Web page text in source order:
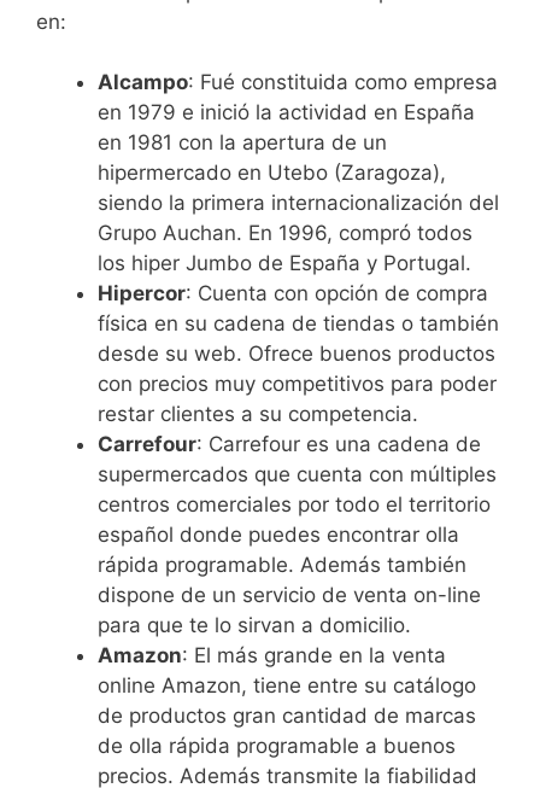
en:
Alcampo: Fué constituida como empresa
en 1979 e inició la actividad en España
en 1981 con la apertura de un
hipermercado en Utebo (Zaragoza),
siendo la primera internacionalización del
Grupo Auchan. En 1996, compró todos
los hiper Jumbo de España y Portugal.
Hipercor: Cuenta con opción de compra
física en su cadena de tiendas o también
desde su web. Ofrece buenos productos
con precios muy competitivos para poder
restar clientes a su competencia.
Carrefour: Carrefour es una cadena de
supermercados que cuenta con múltiples
centros comerciales por todo el territorio
español donde puedes encontrar olla
rápida programable. Además también
dispone de un servicio de venta on-line
para que te lo sirvan a domicilio.
Amazon: El más grande en la venta
online Amazon, tiene entre su catálogo
de productos gran cantidad de marcas
de olla rápida programable a buenos
precios. Además transmite la fiabilidad